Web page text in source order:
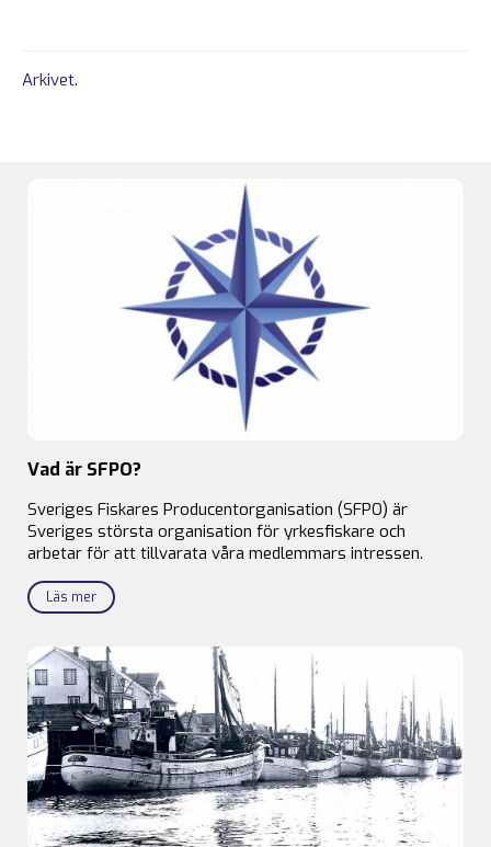
Arkivet.
Vad är SFPO?
Sveriges Fiskares Producentorganisation (SFPO) är
Sveriges största organisation för yrkesfiskare och
arbetar för att tillvarata våra medlemmars intressen.
Läs mer